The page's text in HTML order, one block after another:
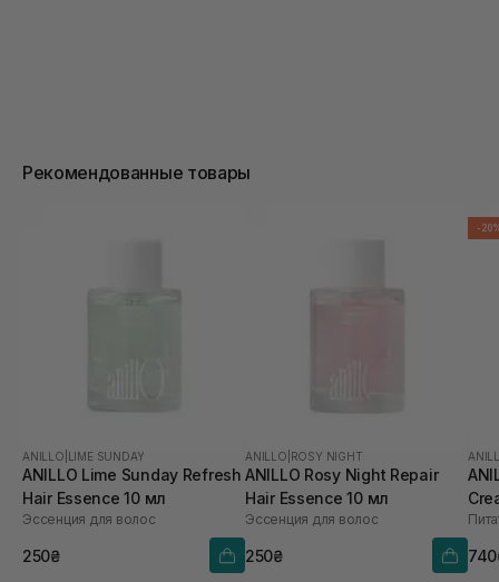
Рекомендованные товары
ANILLO LIME SUNDAY
ANILLO Lime Sunday Refresh
Hair Essence 10 мл
Эссенция для волос
250₴
ANILLO ROSY NIGHT
ANILLO Rosy Night Repair
Hair Essence 10 мл
Эссенция для волос
250₴
-
мл